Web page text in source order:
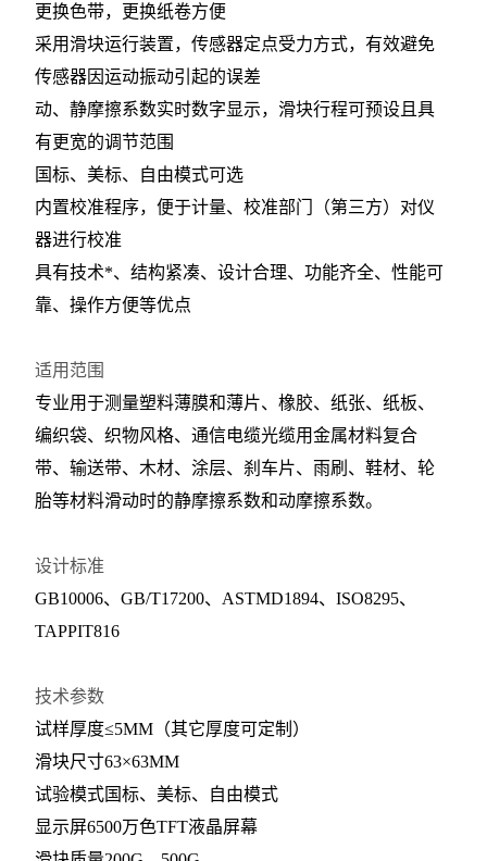
更换色带，更换纸卷方便
采用滑块运行装置，传感器定点受力方式，有效避免
传感器因运动振动引起的误差
动、静摩擦系数实时数字显示，滑块行程可预设且具
有更宽的调节范围
国标、美标、自由模式可选
内置校准程序，便于计量、校准部门（第三方）对仪
器进行校准
具有技术*、结构紧凑、设计合理、功能齐全、性能可
靠、操作方便等优点
适用范围
专业用于测量塑料薄膜和薄片、橡胶、纸张、纸板、
编织袋、织物风格、通信电缆光缆用金属材料复合
带、输送带、木材、涂层、刹车片、雨刷、鞋材、轮
胎等材料滑动时的静摩擦系数和动摩擦系数。
设计标准
GB10006、GB/T17200、ASTMD1894、ISO8295、
TAPPIT816
技术参数
试样厚度≤5MM（其它厚度可定制）
滑块尺寸63×63MM
试验模式国标、美标、自由模式
显示屏6500万色TFT液晶屏幕